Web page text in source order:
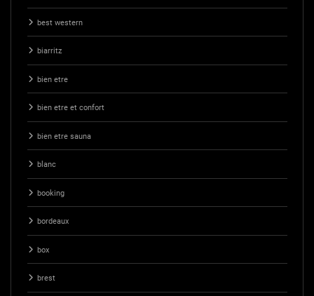
best western
biarritz
bien etre
bien etre et confort
bien etre sauna
blanc
booking
bordeaux
box
brest